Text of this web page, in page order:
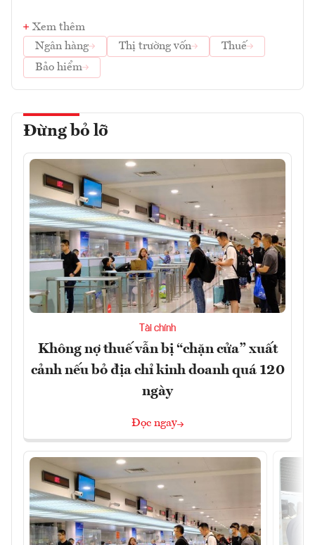
Xem thêm
Ngân hàng
Thị trường vốn
Thuế
Bảo hiểm
Đừng bỏ lỡ
Tài chính
Không nợ thuế vẫn bị “chặn cửa” xuất
cảnh nếu bỏ địa chỉ kinh doanh quá 120
ngày
Đọc ngay